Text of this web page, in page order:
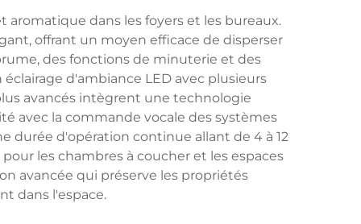
dans les foyers et les bureaux.
offrant un moyen efficace de disperser
des fonctions de minuterie et des
d'ambiance LED avec plusieurs
avancés intègrent une technologie
avec la commande vocale des systèmes
durée d'opération continue allant de 4 à 12
les chambres à coucher et les espaces
avancée qui préserve les propriétés
dans l'espace.